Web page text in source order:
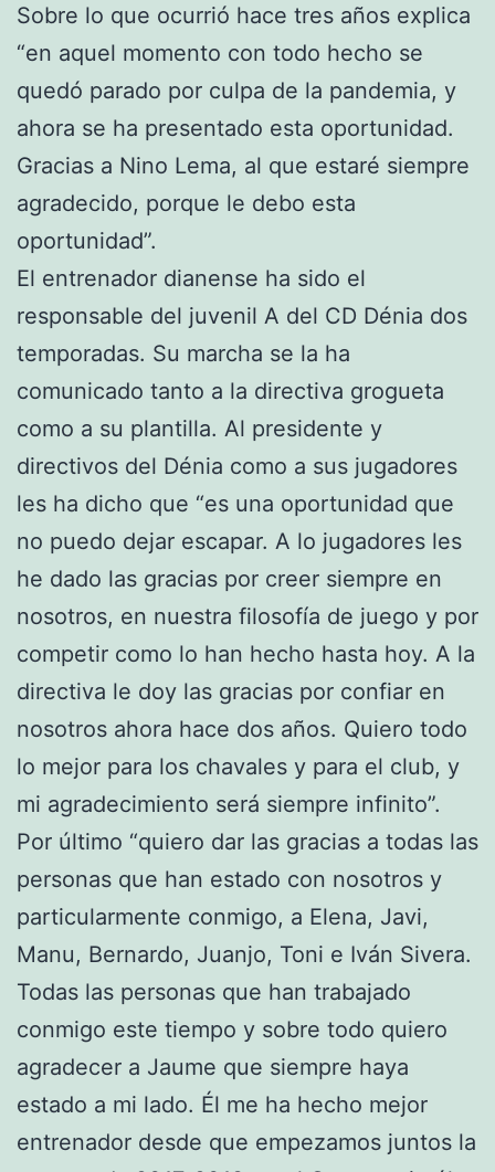
Sobre lo que ocurrió hace tres años explica
“en aquel momento con todo hecho se
quedó parado por culpa de la pandemia, y
ahora se ha presentado esta oportunidad.
Gracias a Nino Lema, al que estaré siempre
agradecido, porque le debo esta
oportunidad”.
El entrenador dianense ha sido el
responsable del juvenil A del CD Dénia dos
temporadas. Su marcha se la ha
comunicado tanto a la directiva grogueta
como a su plantilla. Al presidente y
directivos del Dénia como a sus jugadores
les ha dicho que “es una oportunidad que
no puedo dejar escapar. A lo jugadores les
he dado las gracias por creer siempre en
nosotros, en nuestra filosofía de juego y por
competir como lo han hecho hasta hoy. A la
directiva le doy las gracias por confiar en
nosotros ahora hace dos años. Quiero todo
lo mejor para los chavales y para el club, y
mi agradecimiento será siempre infinito”.
Por último “quiero dar las gracias a todas las
personas que han estado con nosotros y
particularmente conmigo, a Elena, Javi,
Manu, Bernardo, Juanjo, Toni e Iván Sivera.
Todas las personas que han trabajado
conmigo este tiempo y sobre todo quiero
agradecer a Jaume que siempre haya
estado a mi lado. Él me ha hecho mejor
entrenador desde que empezamos juntos la